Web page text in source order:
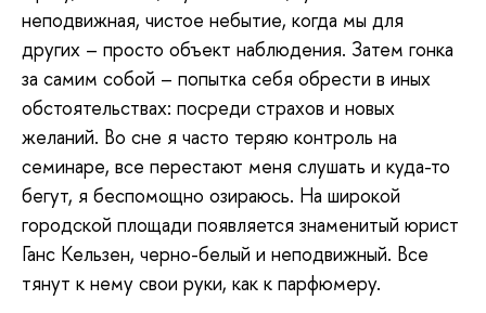
неподвижная, чистое небытие, когда мы для
других – просто объект наблюдения. Затем гонка
за самим собой – попытка себя обрести в иных
обстоятельствах: посреди страхов и новых
желаний. Во сне я часто теряю контроль на
семинаре, все перестают меня слушать и куда-то
бегут, я беспомощно озираюсь. На широкой
городской площади появляется знаменитый юрист
Ганс Кельзен, черно-белый и неподвижный. Все
тянут к нему свои руки, как к парфюмеру.